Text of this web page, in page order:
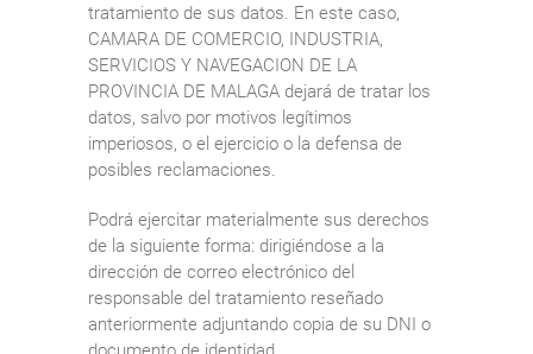
tratamiento de sus datos. En este caso,
CAMARA DE COMERCIO, INDUSTRIA,
SERVICIOS Y NAVEGACION DE LA
PROVINCIA DE MALAGA dejará de tratar los
datos, salvo por motivos legítimos
imperiosos, o el ejercicio o la defensa de
posibles reclamaciones.
Podrá ejercitar materialmente sus derechos
de la siguiente forma: dirigiéndose a la
dirección de correo electrónico del
responsable del tratamiento reseñado
anteriormente adjuntando copia de su DNI o